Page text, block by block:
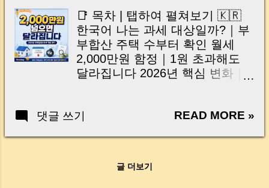
이는 가장 긴장되는 순간 입니다. 실제로 제가
중개 현장에서 겪었던 일입니다. 금요일 오후 3
시, 이체 한도에 막혀 송금이 멈췄고 그 자리에
서 계약이 무산될 뻔한 아찔한 상황이 있었습니
다. 또 어떤 분은 이렇게 말씀하십니다. “내 대출
인데 왜 내 통장으로 안 들어오죠?” “매도인이 대
사실은 ‘구조’를 몰라서 생기는 걱정입니다. 그래
서 오늘은 잔금일에 실제로 돈이 어떻게 움직이
는지, 왜 사고가 나는지, 그리고 무엇을 꼭 준비
드리겠습니다. 이 글 하나만 제대로 이해하시면,
📑 목차 | 탭하여 펼쳐보기 🇰🇷
한국어 나는 과세 대상일까?｜부
부합산 주택 수부터 확인 월세
2,000만원 함정｜1원 초과해도
달라집니다 2026년 핵심 변화｜
지 한눈에 보는 체크리스트｜지
The ₩20 Million Trap | Even ₩1
댓글 쓰기 READ MORE »
글 더보기